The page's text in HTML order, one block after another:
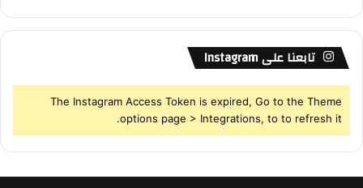
تابعنا على Instagram
The Instagram Access Token is expired, Go to the Theme
options page > Integrations, to to refresh it.